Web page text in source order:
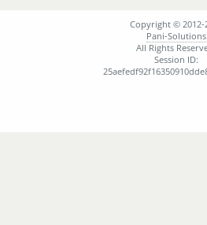
Copyright © 2012-
Pani-Solutions
All Rights
Session ID: